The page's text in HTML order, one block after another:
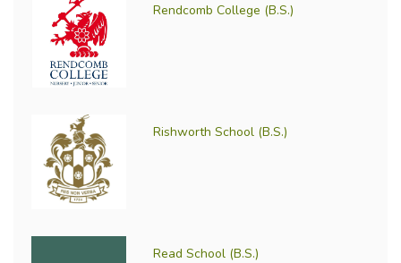
Rendcomb College (B.S.)
Rishworth School (B.S.)
Read School (B.S.)